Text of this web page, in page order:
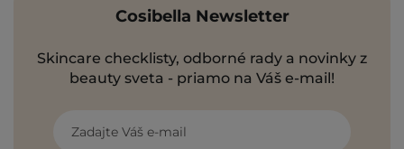
Cosibella Newsletter
Skincare checklisty, odborné rady a novinky z
beauty sveta - priamo na Váš e-mail!
Zadajte Váš e-mail